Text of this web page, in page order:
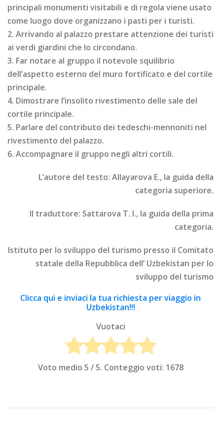
principali monumenti visitabili e di regola viene usato
come luogo dove organizzano i pasti per i turisti.
2. Arrivando al palazzo prestare attenzione dei turisti
ai verdi giardini che lo circondano.
3. Far notare al gruppo il notevole squilibrio
dell’aspetto esterno del muro fortificato e del cortile
principale.
4. Dimostrare l’insolito rivestimento delle sale del
cortile principale.
5. Parlare del contributo dei tedeschi-mennoniti nel
rivestimento del palazzo.
6. Accompagnare il gruppo negli altri cortili.
L’autore del testo: Allayarova E., la guida della
categoria superiore.
Il traduttore: Sattarova T. I., la guida della prima
categoria.
Istituto per lo sviluppo del turismo presso il Comitato
statale della Repubblica dell’ Uzbekistan per lo
sviluppo del turismo
Clicca qui e inviaci la tua richiesta per viaggio in
Uzbekistan!!!
Vuotaci
Voto medio 5 / 5. Conteggio voti: 1678